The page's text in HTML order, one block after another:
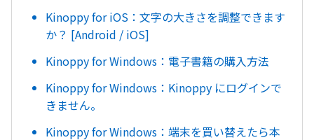
Kinoppy for iOS：文字の大きさを調整できます
か？ [Android / iOS]
Kinoppy for Windows：電子書籍の購入方法
Kinoppy for Windows：Kinoppy にログインで
きません。
Kinoppy for Windows：端末を買い替えたら本